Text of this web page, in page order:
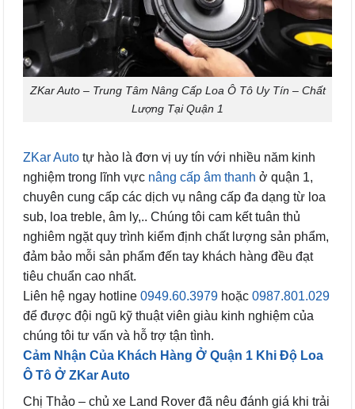
ZKar Auto – Trung Tâm Nâng Cấp Loa Ô Tô Uy Tín – Chất
Lượng Tại Quận 1
ZKar Auto tự hào là đơn vị uy tín với nhiều năm kinh
nghiệm trong lĩnh vực nâng cấp âm thanh ở quận 1,
chuyên cung cấp các dịch vụ nâng cấp đa dạng từ loa
sub, loa treble, âm ly,.. Chúng tôi cam kết tuân thủ
nghiêm ngặt quy trình kiểm định chất lượng sản phẩm,
đảm bảo mỗi sản phẩm đến tay khách hàng đều đạt
tiêu chuẩn cao nhất.
Liên hệ ngay hotline 0949.60.3979 hoặc 0987.801.029
để được đội ngũ kỹ thuật viên giàu kinh nghiệm của
chúng tôi tư vấn và hỗ trợ tận tình.
Cảm Nhận Của Khách Hàng Ở Quận 1 Khi Độ Loa
Ô Tô Ở ZKar Auto
Chị Thảo – chủ xe Land Rover đã nêu đánh giá khi trải